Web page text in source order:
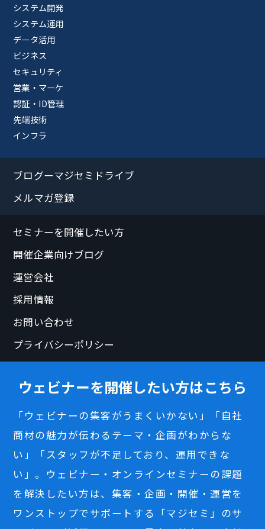
システム開発
システム運用
データ活用
ビジネス
セキュリティ
営業・マーケ
認証・ID管理
先端技術
インフラ
ブログーマジセミドライブ
メルマガ登録
セミナーを開催したい方
開催企業向けブログ
運営会社
採用情報
お問い合わせ
プライバシーポリシー
ウェビナーを開催したい方はこちら
「ウェビナーの集客がうまくいかない」「自社
商材の魅力が伝わるテーマ・企画がわからな
い」「スタッフが不足しており、運用できな
い」。ウェビナー・オンラインセミナーの課題
を解決したい方は、集客・企画・開催・運営を
ワンストップでサポートする「マジセミ」のサ